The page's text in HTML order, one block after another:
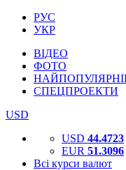
РУС
УКР
ВІДЕО
ФОТО
СПЕЦПРОЕКТИ
USD
USD 44.4723
EUR 51.3096
Всі курси валют